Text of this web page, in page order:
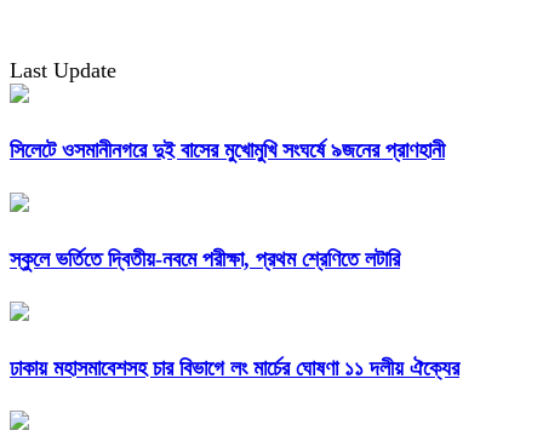
Last Update
সিলেটে ওসমানীনগরে দুই বাসের মুখোমুখি সংঘর্ষে ৯জনের প্রাণহানী
স্কুলে ভর্তিতে দ্বিতীয়-নবমে পরীক্ষা, প্রথম শ্রেণিতে লটারি
ঢাকায় মহাসমাবেশসহ চার বিভাগে লং মার্চের ঘোষণা ১১ দলীয় ঐক্যের